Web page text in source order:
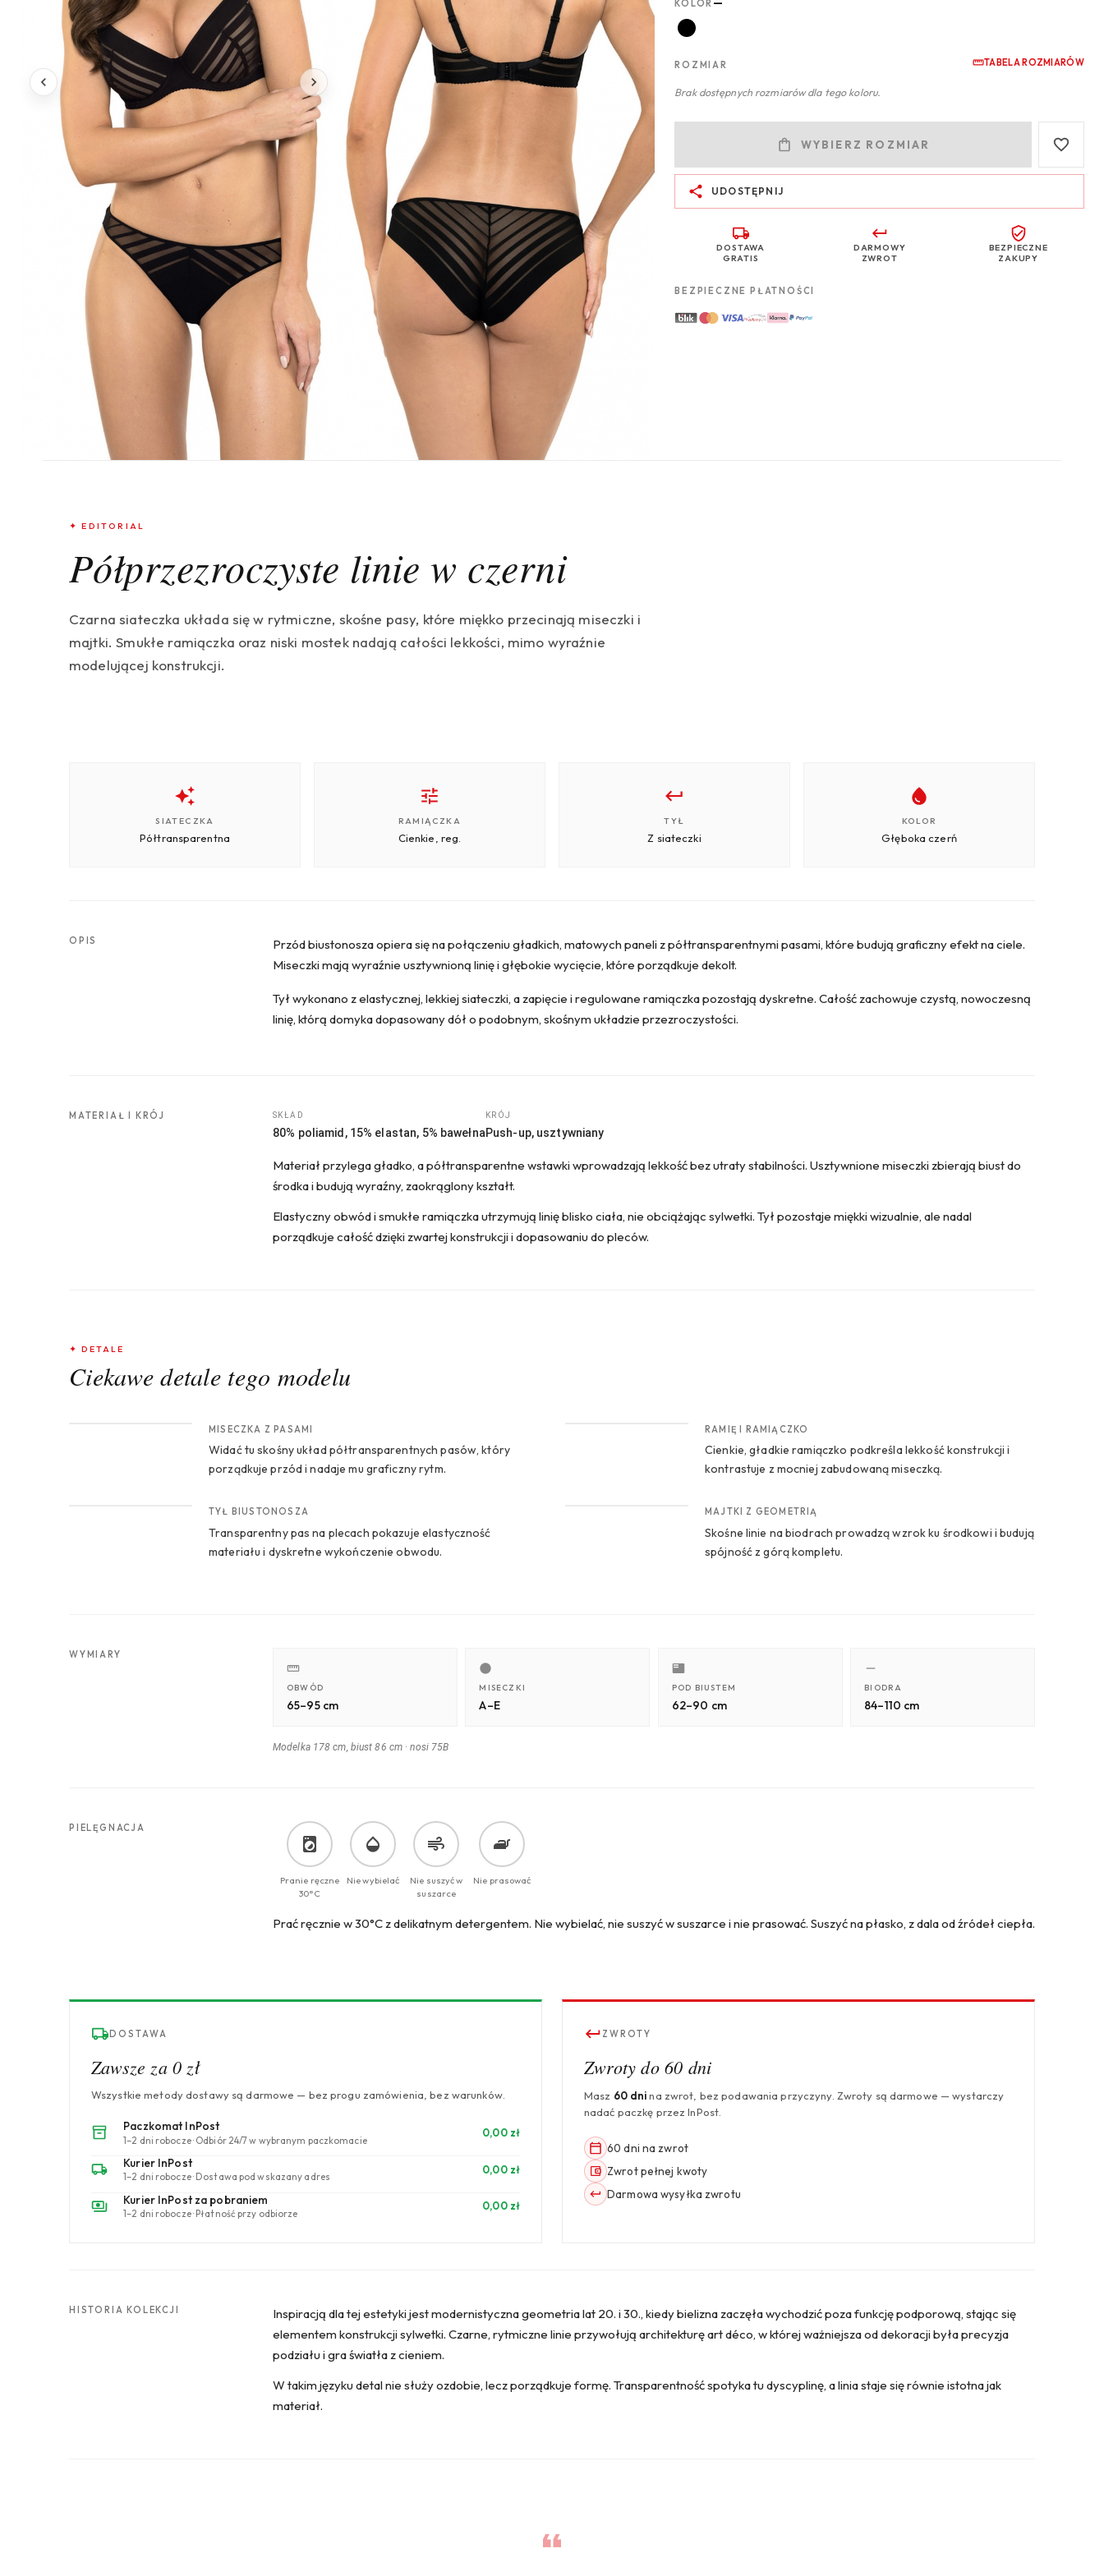
KOLOR
ROZMIAR TABELA ROZMIARÓW
Brak dostępnych rozmiarów dla tego koloru.
WYBIERZ ROZMIAR
UDOSTĘPNIJ
DOSTAWA
GRATIS
DARMOWY
ZWROT
BEZPIECZNE
ZAKUPY
BEZPIECZNE PŁATNOŚCI
✦ EDITORIAL
Półprzezroczyste linie w czerni
Czarna siateczka układa się w rytmiczne, skośne pasy, które miękko przecinają miseczki i
majtki. Smukłe ramiączka oraz niski mostek nadają całości lekkości, mimo wyraźnie
modelującej konstrukcji.
SIATECZKA
Półtransparentna
RAMIĄCZKA
Cienkie, reg.
TYŁ
Z siateczki
KOLOR
Głęboka czerń
OPIS
Przód biustonosza opiera się na połączeniu gładkich, matowych paneli z półtransparentnymi pasami, które budują graficzny efekt na ciele.
Miseczki mają wyraźnie usztywnioną linię i głębokie wycięcie, które porządkuje dekolt.
Tył wykonano z elastycznej, lekkiej siateczki, a zapięcie i regulowane ramiączka pozostają dyskretne. Całość zachowuje czystą, nowoczesną
linię, którą domyka dopasowany dół o podobnym, skośnym układzie przezroczystości.
MATERIAŁ I KRÓJ SKŁAD
80% poliamid, 15% elastan, 5% bawełna
KRÓJ
Push-up, usztywniany
Materiał przylega gładko, a półtransparentne wstawki wprowadzają lekkość bez utraty stabilności. Usztywnione miseczki zbierają biust do
środka i budują wyraźny, zaokrąglony kształt.
Elastyczny obwód i smukłe ramiączka utrzymują linię blisko ciała, nie obciążając sylwetki. Tył pozostaje miękki wizualnie, ale nadal
porządkuje całość dzięki zwartej konstrukcji i dopasowaniu do pleców.
✦ DETALE
Ciekawe detale tego modelu
MISECZKA Z PASAMI
Widać tu skośny układ półtransparentnych pasów, który
porządkuje przód i nadaje mu graficzny rytm.
RAMIĘ I RAMIĄCZKO
Cienkie, gładkie ramiączko podkreśla lekkość konstrukcji i
kontrastuje z mocniej zabudowaną miseczką.
TYŁ BIUSTONOSZA
Transparentny pas na plecach pokazuje elastyczność
materiału i dyskretne wykończenie obwodu.
MAJTKI Z GEOMETRIĄ
Skośne linie na biodrach prowadzą wzrok ku środkowi i budują
spójność z górą kompletu.
WYMIARY
OBWÓD
65–95 cm
MISECZKI
A–E
POD BIUSTEM
62–90 cm
BIODRA
84–110 cm
Modelka 178 cm, biust 86 cm ·nosi 75B
PIELĘGNACJA
Pranie ręczne
30°C
Nie wybielać
Nie suszyć w
suszarce
Nie prasować
Prać ręcznie w 30°C z delikatnym detergentem. Nie wybielać, nie suszyć w suszarce i nie prasować. Suszyć na płasko, z dala od źródeł ciepła.
DOSTAWA
Zawsze za 0 zł
Wszystkie metody dostawy są darmowe — bez progu zamówienia, bez warunków.
Paczkomat InPost
1–2 dni robocze · Odbiór 24/7 w wybranym paczkomacie
0,00 zł
Kurier InPost
1–2 dni robocze · Dostawa pod wskazany adres
0,00 zł
Kurier InPost za pobraniem
1–2 dni robocze · Płatność przy odbiorze
0,00 zł
ZWROTY
Zwroty do 60 dni
Masz 60 dnina zwrot, bez podawania przyczyny. Zwroty są darmowe — wystarczy
nadać paczkę przez InPost.
60 dni na zwrot
Zwrot pełnej kwoty
Darmowa wysyłka zwrotu
HISTORIA KOLEKCJI
Inspiracją dla tej estetyki jest modernistyczna geometria lat 20. i 30., kiedy bielizna zaczęła wychodzić poza funkcję podporową, stając się
elementem konstrukcji sylwetki. Czarne, rytmiczne linie przywołują architekturę art déco, w której ważniejsza od dekoracji była precyzja
podziału i gra światła z cieniem.
W takim języku detal nie służy ozdobie, lecz porządkuje formę. Transparentność spotyka tu dyscyplinę, a linia staje się równie istotna jak
materiał.